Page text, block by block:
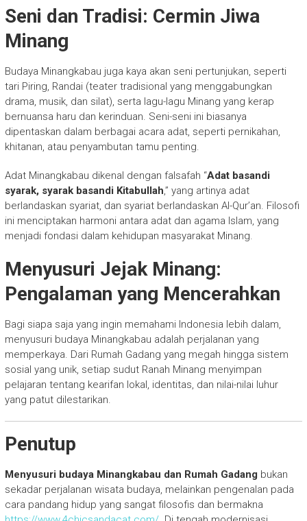
Seni dan Tradisi: Cermin Jiwa
Minang
Budaya Minangkabau juga kaya akan seni pertunjukan, seperti
tari Piring, Randai (teater tradisional yang menggabungkan
drama, musik, dan silat), serta lagu-lagu Minang yang kerap
bernuansa haru dan kerinduan. Seni-seni ini biasanya
dipentaskan dalam berbagai acara adat, seperti pernikahan,
khitanan, atau penyambutan tamu penting.
Adat Minangkabau dikenal dengan falsafah “Adat basandi
syarak, syarak basandi Kitabullah,” yang artinya adat
berlandaskan syariat, dan syariat berlandaskan Al-Qur’an. Filosofi
ini menciptakan harmoni antara adat dan agama Islam, yang
menjadi fondasi dalam kehidupan masyarakat Minang.
Menyusuri Jejak Minang:
Pengalaman yang Mencerahkan
Bagi siapa saja yang ingin memahami Indonesia lebih dalam,
menyusuri budaya Minangkabau adalah perjalanan yang
memperkaya. Dari Rumah Gadang yang megah hingga sistem
sosial yang unik, setiap sudut Ranah Minang menyimpan
pelajaran tentang kearifan lokal, identitas, dan nilai-nilai luhur
yang patut dilestarikan.
Penutup
Menyusuri budaya Minangkabau dan Rumah Gadang bukan
sekadar perjalanan wisata budaya, melainkan pengenalan pada
cara pandang hidup yang sangat filosofis dan bermakna